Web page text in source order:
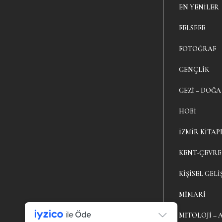
EN YENILER
FELSEFE
FOTOĞRAF
GENÇLIK
GEZI – DOĞA
HOBI
İZMIR
KENT-ÇEVRE
KIŞISEL
MIMARI
MITOLOJI –